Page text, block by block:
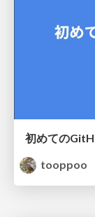
初めての
tooppoo